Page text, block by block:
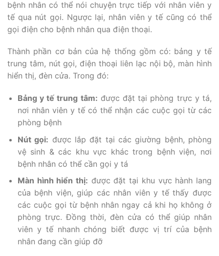
bệnh nhân có thể nói chuyện trực tiếp với nhân viên y
tế qua nút gọi. Ngược lại, nhân viên y tế cũng có thể
gọi điện cho bệnh nhân qua điện thoại.
Thành phần cơ bản của hệ thống gồm có: bảng y tế
trung tâm, nút gọi, điện thoại liên lạc nội bộ, màn hình
hiển thị, đèn cửa. Trong đó:
Bảng y tế trung tâm: được đặt tại phòng trực y tá,
nơi nhân viên y tế có thể nhận các cuộc gọi từ các
phòng bệnh
Nút gọi: được lắp đặt tại các giường bệnh, phòng
vệ sinh & các khu vực khác trong bệnh viện, nơi
bệnh nhân có thể cần gọi y tá
Màn hình hiển thị: được đặt tại khu vực hành lang
của bệnh viện, giúp các nhân viên y tế thấy được
các cuộc gọi từ bệnh nhân ngay cả khi họ không ở
phòng trực. Đồng thời, đèn cửa có thể giúp nhân
viên y tế nhanh chóng biết được vị trí của bệnh
nhân đang cần giúp đỡ